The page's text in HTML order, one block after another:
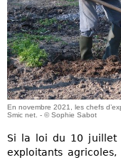
En novembre 2021, les chefs
Smic net. - © Sophie Sabot
Si la loi du 10 juillet
exploitants